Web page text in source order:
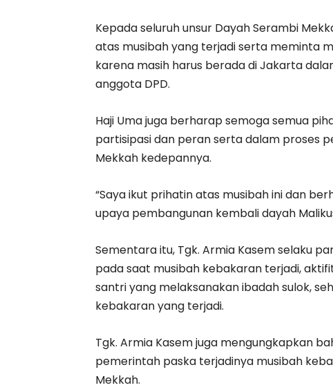
Kepada seluruh unsur Dayah Serambi
atas musibah yang terjadi serta meminta
karena masih harus berada di Jakarta
anggota DPD.
Haji Uma juga berharap semoga semua
partisipasi dan peran serta dalam proses
Mekkah kedepannya.
“Saya ikut prihatin atas musibah ini dan
upaya pembangunan kembali dayah
Sementara itu, Tgk. Armia Kasem selaku
pada saat musibah kebakaran terjadi,
santri yang melaksanakan ibadah sulok,
kebakaran yang terjadi.
Tgk. Armia Kasem juga mengungkapkan
pemerintah paska terjadinya musibah
Mekkah.